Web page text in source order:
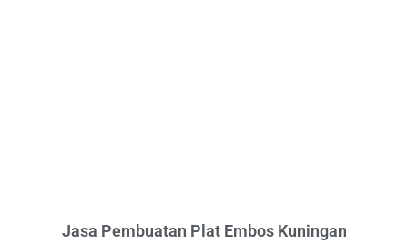
Jasa Pembuatan Plat Embos Kuningan